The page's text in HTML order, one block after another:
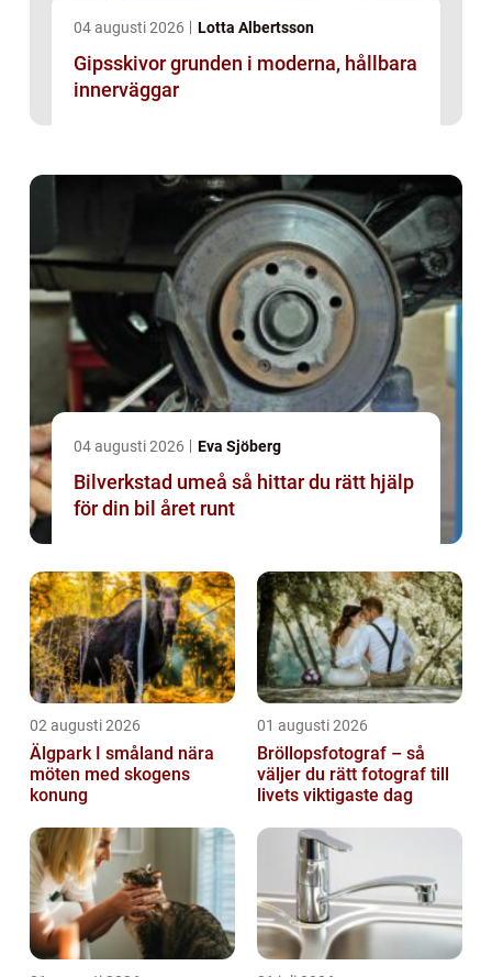
04 augusti 2026 Lotta Albertsson
Gipsskivor grunden i moderna, hållbara
innerväggar
04 augusti 2026 Eva Sjöberg
Bilverkstad umeå så hittar du rätt hjälp
för din bil året runt
02 augusti 2026
Älgpark I småland nära
möten med skogens
konung
01 augusti 2026
Bröllopsfotograf – så
väljer du rätt fotograf till
livets viktigaste dag